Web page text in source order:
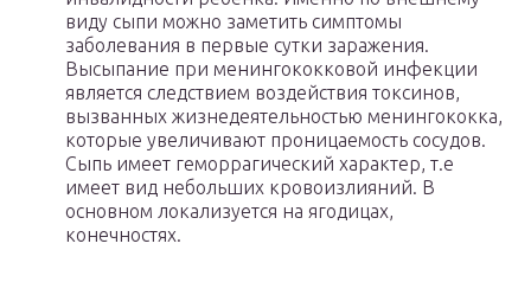
виду сыпи можно заметить симптомы
заболевания в первые сутки заражения.
Высыпание при менингококковой инфекции
является следствием воздействия токсинов,
вызванных жизнедеятельностью менингококка,
которые увеличивают проницаемость сосудов.
Сыпь имеет геморрагический характер, т.е
имеет вид небольших кровоизлияний. В
основном локализуется на ягодицах,
конечностях.